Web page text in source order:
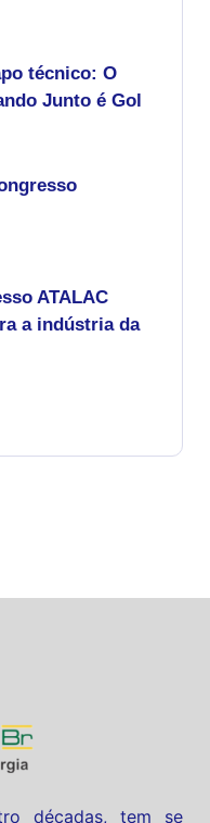
técnico: O
Junto é Gol
ATALAC
a indústria da
décadas, tem se